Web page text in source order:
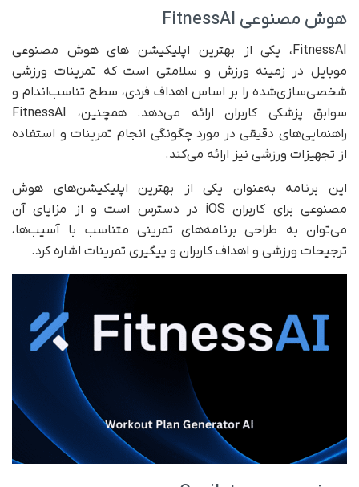
هوش مصنوعی FitnessAI
FitnessAI، یکی از بهترین اپلیکیشن های هوش مصنوعی
موبایل در زمینه ورزش و سلامتی است که تمرینات ورزشی
شخصی‌سازی‌شده را بر اساس اهداف فردی، سطح تناسب‌اندام و
سوابق پزشکی کاربران ارائه می‌دهد. همچنین، FitnessAI
راهنمایی‌های دقیقی در مورد چگونگی انجام تمرینات و استفاده
از تجهیزات ورزشی نیز ارائه می‌کند.
این برنامه به‌عنوان یکی از بهترین اپلیکیشن‌های هوش
مصنوعی برای کاربران iOS در دسترس است و از مزایای آن
می‌توان به طراحی برنامه‌های تمرینی متناسب با آسیب‌ها،
ترجیحات ورزشی و اهداف کاربران و پیگیری تمرینات اشاره کرد.